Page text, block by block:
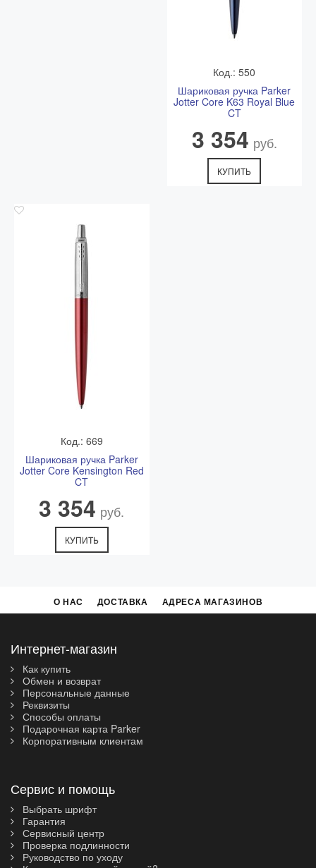
Код.: 550
Шариковая ручка Parker
Jotter Core K63 Royal Blue
CT
3 354 руб.
КУПИТЬ
Код.: 669
Шариковая ручка Parker
Jotter Core Kensington Red
CT
3 354 руб.
КУПИТЬ
О НАС ДОСТАВКА АДРЕСА МАГАЗИНОВ
Интернет-магазин
Как купить
Обмен и возврат
Персональные данные
Реквизиты
Способы оплаты
Подарочная карта Parker
Корпоративным клиентам
Сервис и помощь
Выбрать шрифт
Гарантия
Сервисный центр
Проверка подлинности
Руководство по уходу